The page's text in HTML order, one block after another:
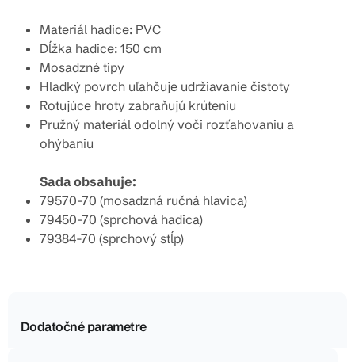
Materiál hadice: PVC
Dĺžka hadice: 150 cm
Mosadzné tipy
Hladký povrch uľahčuje udržiavanie čistoty
Rotujúce hroty zabraňujú krúteniu
Pružný materiál odolný voči rozťahovaniu a
ohýbaniu
Sada obsahuje:
79570-70 (mosadzná ručná hlavica)
79450-70 (sprchová hadica)
79384-70 (sprchový stĺp)
Dodatočné parametre